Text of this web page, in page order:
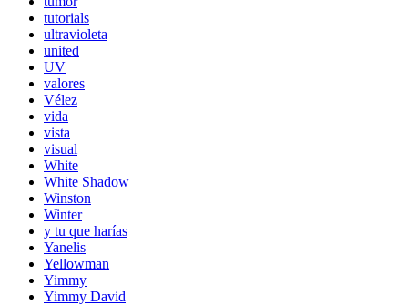
tutorials
ultravioleta
united
UV
valores
Vélez
vida
vista
visual
White
White Shadow
Winston
Winter
y tu que harías
Yanelis
Yellowman
Yimmy
Yimmy David